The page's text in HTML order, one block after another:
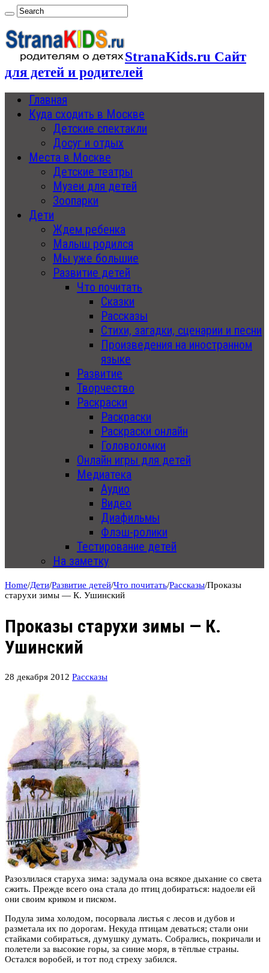
StranaKids.ru Сайт
для детей и родителей
Главная
Куда сходить в Москве
Детские спектакли
Досуг и отдых
Места в Москве
Детские театры
Музеи для детей
Зоопарки
Дети
Ждем ребенка
Малыш родился
Мы уже большие
Развитие детей
Что почитать
Сказки
Рассказы
Стихи, загадки, сценарии и песни
Произведения на иностранном
языке
Развитие
Творчество
Раскраски
Раскраски
Раскраски онлайн
Головоломки
Онлайн игры для детей
Медиатека
Аудио
Видео
Диафильмы
Флэш-ролики
Тестирование детей
На заметку
Home/Дети/Развитие детей/Что почитать/Рассказы/Проказы
старухи зимы — К. Ушинский
Проказы старухи зимы — К.
Ушинский
28 декабря 2012 Рассказы
Разозлилася старуха зима: задумала она всякое дыхание со света
сжить. Прежде всего она стала до птиц добираться: надоели ей
они своим криком и писком.
Подула зима холодом, посорвала листья с лесов и дубов и
разметала их по дорогам. Некуда птицам деваться; стали они
стайками собираться, думушку думать. Собрались, покричали и
полетели за высокие горы, за синие моря, в тёплые страны.
Остался воробей, и тот под стреху забился.